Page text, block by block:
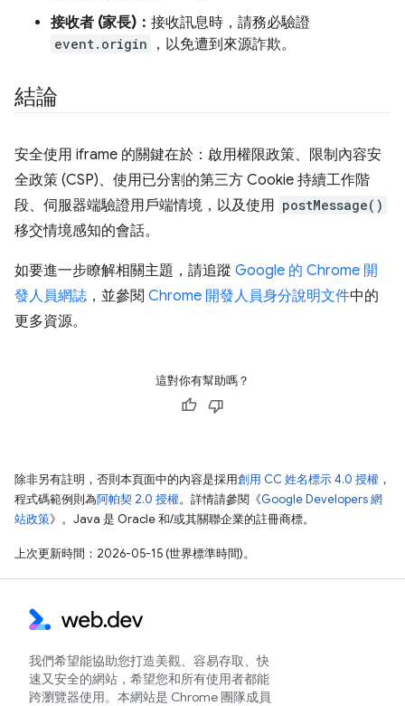
接收者 (家長)： 接收訊息時，請務必驗證
event.origin ，以免遭到來源詐欺。
結論
安全使用 iframe 的關鍵在於：啟用權限政策、限制內容安
全政策 (CSP)、使用已分割的第三方 Cookie 持續工作階
段、伺服器端驗證用戶端情境，以及使用 postMessage()
移交情境感知的會話。
如要進一步瞭解相關主題，請追蹤 Google 的 Chrome 開
發人員網誌 ，並參閱 Chrome 開發人員身分說明文件中的
更多資源。
這對你有幫助嗎？
除非另有註明，否則本頁面中的內容是採用創用 CC 姓名標示 4.0 授權 ，
程式碼範例則為阿帕契 2.0 授權。詳情請參閱《Google Developers 網
站政策》。Java 是 Oracle 和/或其關聯企業的註冊商標。
上次更新時間：2026-05-15 (世界標準時間)。
我們希望能協助您打造美觀、容易存取、快
速又安全的網站，希望您和所有使用者都能
跨瀏覽器使用。本網站是 Chrome 團隊成員